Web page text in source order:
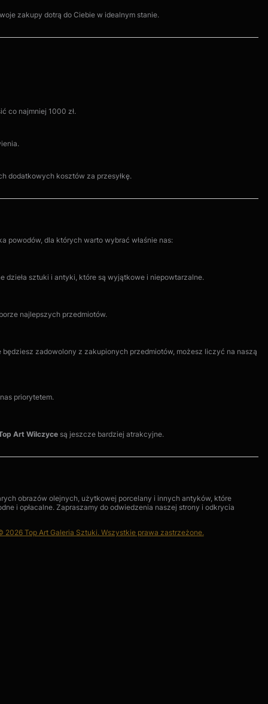
zakupy dotrą do Ciebie w idealnym stanie.
co najmniej 1000 zł.
dodatkowych kosztów za przesyłkę.
powodów, dla których warto wybrać właśnie nas:
sztuki i antyki, które są wyjątkowe i niepowtarzalne.
najlepszych przedmiotów.
zadowolony z zakupionych przedmiotów, możesz liczyć na naszą
priorytetem.
Art Wilczyce są jeszcze bardziej atrakcyjne.
obrazów olejnych, użytkowej porcelany i innych antyków, które
i opłacalne. Zapraszamy do odwiedzenia naszej strony i odkrycia
2026 Top Art Galeria Sztuki. Wszystkie prawa zastrzeżone.